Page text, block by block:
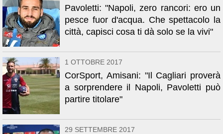
Pavoletti: "Napoli, zero rancori: ero un
pesce fuor d'acqua. Che spettacolo la
città, capisci cosa ti dà solo se la vivi"
1 OTTOBRE 2017
CorSport, Amisani: "Il Cagliari proverà
a sorprendere il Napoli, Pavoletti può
partire titolare"
29 SETTEMBRE 2017